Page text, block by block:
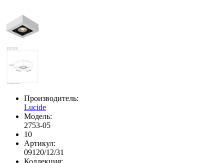
Производитель:
Lucide
Модель:
2753-05
10
Артикул:
09120/12/31